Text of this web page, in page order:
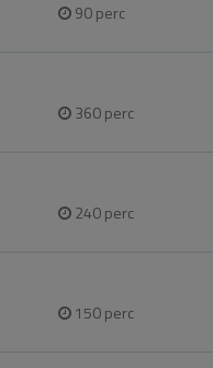
90perc
360perc
240perc
150perc